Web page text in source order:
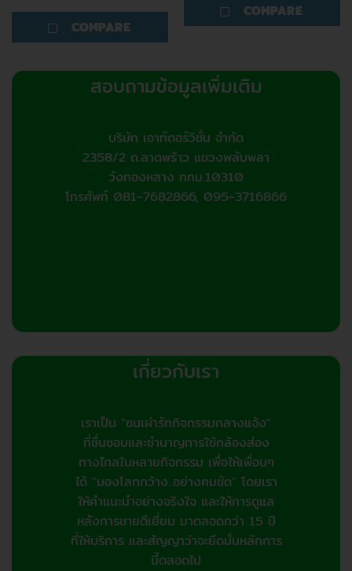
COMPARE
COMPARE
สอบถามข้อมูลเพิ่มเติม
บริษัท เอาท์ดอร์วิชั่น จำกัด
2358/2 ถ.ลาดพร้าว แขวงพลับพลา
วังทองหลาง กทม.10310
โทรศัพท์ 081-7682866, 095-3716866
เกี่ยวกับเรา
เราเป็น "ชนเผ่ารักกิจกรรมกลางแจ้ง"
ที่ชื่นชอบและชำนาญการใช้กล้องส่อง
ทางไกลในหลายกิจกรรม เพื่อให้เพื่อนๆ
ได้ "มองโลกกว้าง..อย่างคมชัด" โดยเรา
ให้คำแนะนำอย่างจริงใจ และให้การดูแล
หลังการขายดีเยี่ยม มาตลอดกว่า 15 ปี
ที่ให้บริการ และสัญญาว่าจะยึดมั่นหลักการ
นี้ตลอดไป